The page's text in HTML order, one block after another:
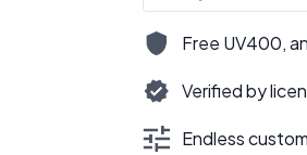
Free UV400,
Verified by
Endless